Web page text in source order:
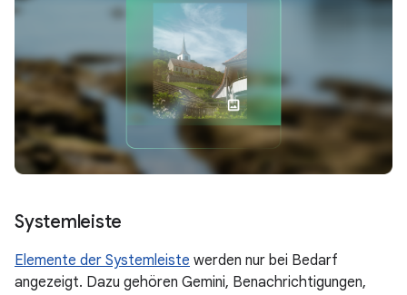
Systemleiste
Elemente der Systemleiste werden nur bei Bedarf
angezeigt. Dazu gehören Gemini, Benachrichtigungen,